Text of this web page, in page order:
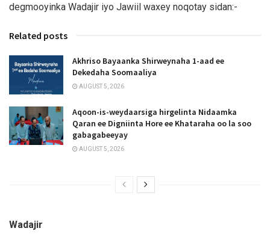
degmooyinka Wadajir iyo Jawiil waxey noqotay sidan:-
Related posts
Akhriso Bayaanka Shirweynaha 1-aad ee
Dekedaha Soomaaliya
AUGUST 5, 2026
Aqoon-is-weydaarsiga hirgelinta Nidaamka
Qaran ee Digniinta Hore ee Khataraha oo la soo
gabagabeeyay
AUGUST 5, 2026
Wadajir